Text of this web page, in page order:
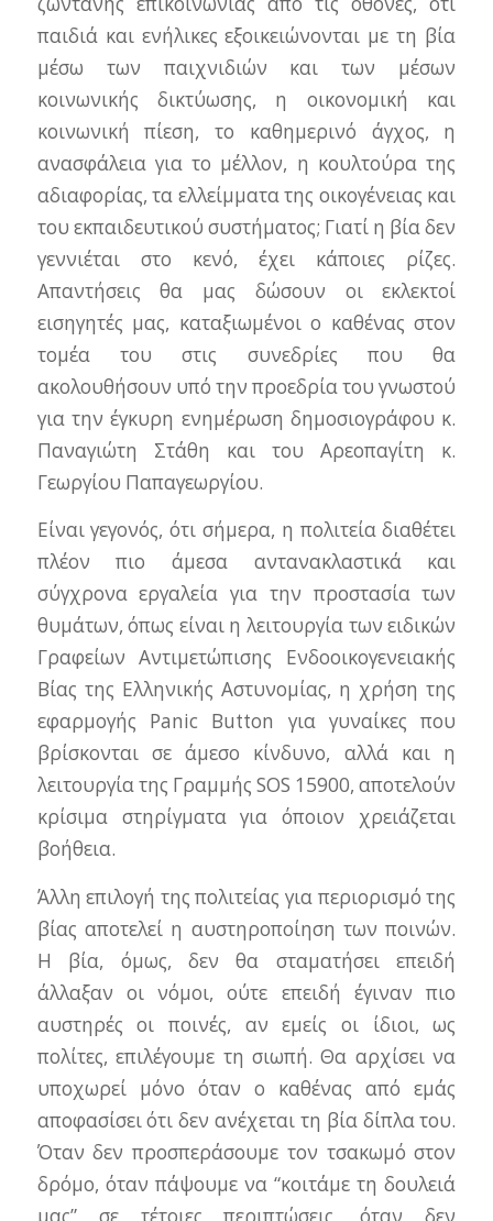
παιδιά και ενήλικες εξοικειώνονται με τη βία
μέσω των παιχνιδιών και των μέσων
κοινωνικής δικτύωσης, η οικονομική και
κοινωνική πίεση, το καθημερινό άγχος, η
ανασφάλεια για το μέλλον, η κουλτούρα της
αδιαφορίας, τα ελλείμματα της οικογένειας και
του εκπαιδευτικού συστήματος; Γιατί η βία δεν
γεννιέται στο κενό, έχει κάποιες ρίζες.
Απαντήσεις θα μας δώσουν οι εκλεκτοί
εισηγητές μας, καταξιωμένοι ο καθένας στον
τομέα του στις συνεδρίες που θα
ακολουθήσουν υπό την προεδρία του γνωστού
για την έγκυρη ενημέρωση δημοσιογράφου κ.
Παναγιώτη Στάθη και του Αρεοπαγίτη κ.
Γεωργίου Παπαγεωργίου.
Είναι γεγονός, ότι σήμερα, η πολιτεία διαθέτει
πλέον πιο άμεσα αντανακλαστικά και
σύγχρονα εργαλεία για την προστασία των
θυμάτων, όπως είναι η λειτουργία των ειδικών
Γραφείων Αντιμετώπισης Ενδοοικογενειακής
Βίας της Ελληνικής Αστυνομίας, η χρήση της
εφαρμογής Panic Button για γυναίκες που
βρίσκονται σε άμεσο κίνδυνο, αλλά και η
λειτουργία της Γραμμής SOS 15900, αποτελούν
κρίσιμα στηρίγματα για όποιον χρειάζεται
βοήθεια.
Άλλη επιλογή της πολιτείας για περιορισμό της
βίας αποτελεί η αυστηροποίηση των ποινών.
Η βία, όμως, δεν θα σταματήσει επειδή
άλλαξαν οι νόμοι, ούτε επειδή έγιναν πιο
αυστηρές οι ποινές, αν εμείς οι ίδιοι, ως
πολίτες, επιλέγουμε τη σιωπή. Θα αρχίσει να
υποχωρεί μόνο όταν ο καθένας από εμάς
αποφασίσει ότι δεν ανέχεται τη βία δίπλα του.
Όταν δεν προσπεράσουμε τον τσακωμό στον
δρόμο, όταν πάψουμε να “κοιτάμε τη δουλειά